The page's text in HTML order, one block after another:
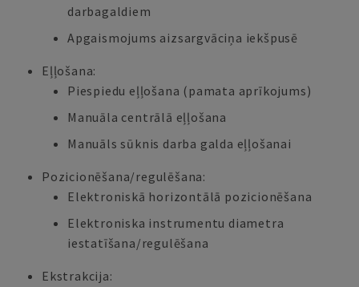
darbagaldiem
Apgaismojums aizsargvāciņa iekšpusē
Eļļošana:
Piespiedu eļļošana (pamata aprīkojums)
Manuāla centrālā eļļošana
Manuāls sūknis darba galda eļļošanai
Pozicionēšana/regulēšana:
Elektroniskā horizontālā pozicionēšana
Elektroniska instrumentu diametra
iestatīšana/regulēšana
Ekstrakcija: